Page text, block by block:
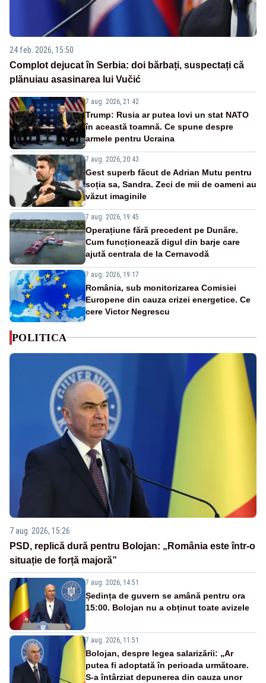
24 feb. 2026, 15:50
Complot dejucat în Serbia: doi bărbați, suspectați că
plănuiau asasinarea lui Vučić
7 aug. 2026, 21:42
Trump: Rusia ar putea lovi un stat NATO
în această toamnă. Ce spune despre
armele pentru Ucraina
7 aug. 2026, 20:43
Gest superb făcut de Adrian Mutu pentru
soția sa, Sandra. Zeci de mii de oameni au
văzut imaginile
7 aug. 2026, 19:45
Operațiune fără precedent pe Dunăre.
Cum funcționează digul din barje care
ajută centrala de la Cernavodă
7 aug. 2026, 19:17
România, sub monitorizarea Comisiei
Europene din cauza crizei energetice. Ce
cere Victor Negrescu
POLITICA
7 aug. 2026, 15:26
PSD, replică dură pentru Bolojan: „România este într-o
situație de forță majoră”
7 aug. 2026, 14:51
Ședința de guvern se amână pentru ora
15:00. Bolojan nu a obținut toate avizele
7 aug. 2026, 11:51
Bolojan, despre legea salarizării: „Ar
putea fi adoptată în perioada următoare.
S-a întârziat depunerea din cauza unor